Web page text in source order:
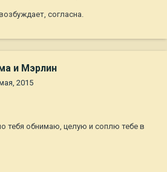
согласна.
и Мэрлин
2015
тебя обнимаю, целую и соплю тебе в